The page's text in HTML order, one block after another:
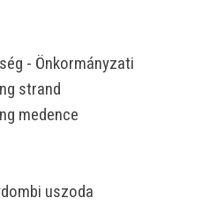
- Önkormányzati
strand
medence
uszoda